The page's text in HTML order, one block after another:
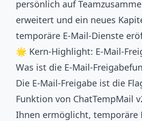
persönlich auf
erweitert und ein neues
temporäre E-Mail-Dienste
🌟 Kern-Highlight: E-Mail-
Was ist die E-Mail-
Die E-Mail-Freigabe ist die
Funktion von ChatTempMail
Ihnen ermöglicht, temporäre